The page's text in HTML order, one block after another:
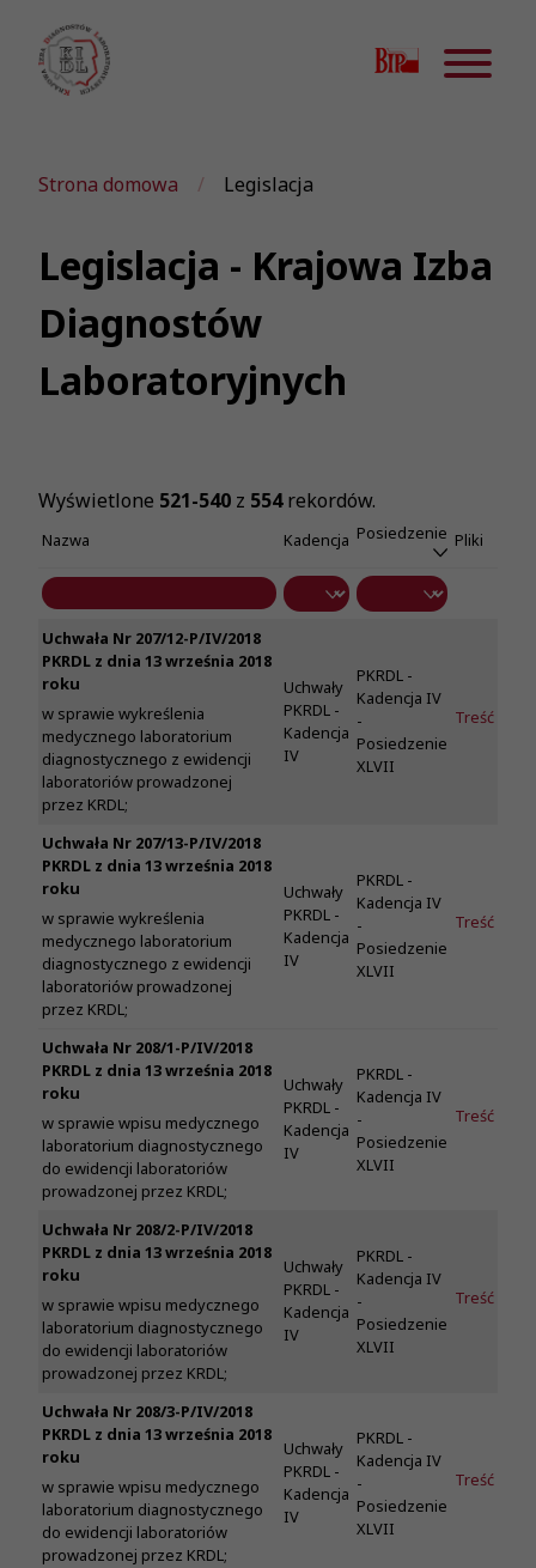
Strona domowa Legislacja
Legislacja - Krajowa Izba
Diagnostów
Laboratoryjnych
Wyświetlone 521-540 z 554rekordów.
Nazwa Kadencja Posiedzenie Pliki
Uchwała Nr 207/12-P/IV/2018
PKRDL z dnia 13 września 2018
roku
w sprawie wykreślenia
medycznego laboratorium
diagnostycznego z ewidencji
laboratoriów prowadzonej
przez KRDL;
Uchwały
PKRDL -
Kadencja
IV
PKRDL -
Kadencja IV
-
Posiedzenie
XLVII
Treść
Uchwała Nr 207/13-P/IV/2018
PKRDL z dnia 13 września 2018
roku
w sprawie wykreślenia
medycznego laboratorium
diagnostycznego z ewidencji
laboratoriów prowadzonej
przez KRDL;
Uchwały
PKRDL -
Kadencja
IV
PKRDL -
Kadencja IV
-
Posiedzenie
XLVII
Treść
Uchwała Nr 208/1-P/IV/2018
PKRDL z dnia 13 września 2018
roku
w sprawie wpisu medycznego
laboratorium diagnostycznego
do ewidencji laboratoriów
prowadzonej przez KRDL;
Uchwały
PKRDL -
Kadencja
IV
PKRDL -
Kadencja IV
-
Posiedzenie
XLVII
Treść
Uchwała Nr 208/2-P/IV/2018
PKRDL z dnia 13 września 2018
roku
w sprawie wpisu medycznego
laboratorium diagnostycznego
do ewidencji laboratoriów
prowadzonej przez KRDL;
Uchwały
PKRDL -
Kadencja
IV
PKRDL -
Kadencja IV
-
Posiedzenie
XLVII
Treść
Uchwała Nr 208/3-P/IV/2018
PKRDL z dnia 13 września 2018
roku
w sprawie wpisu medycznego
laboratorium diagnostycznego
do ewidencji laboratoriów
prowadzonej przez KRDL;
Uchwały
PKRDL -
Kadencja
IV
PKRDL -
Kadencja IV
-
Posiedzenie
XLVII
Treść